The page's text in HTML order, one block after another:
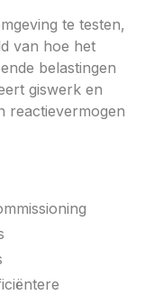
te testen,
van hoe het
belastingen
giswerk en
reactievermogen